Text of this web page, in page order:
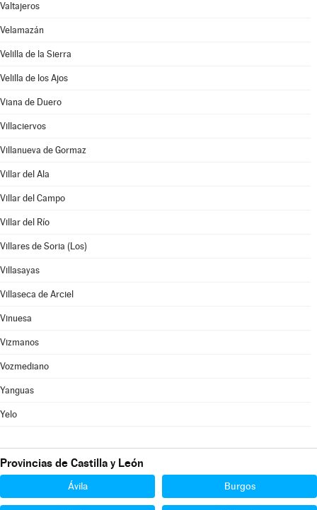
Valtajeros
Velamazán
Velilla de la Sierra
Velilla de los Ajos
Viana de Duero
Villaciervos
Villanueva de Gormaz
Villar del Ala
Villar del Campo
Villar del Río
Villares de Soria (Los)
Villasayas
Villaseca de Arciel
Vinuesa
Vizmanos
Vozmediano
Yanguas
Yelo
Provincias de Castilla y León
Ávila Burgos